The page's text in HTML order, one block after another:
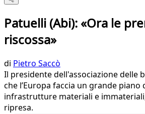
Patuelli (Abi): «Ora le
riscossa»
di Pietro Saccò
Il presidente dell'associazione delle
che l’Europa faccia un grande piano
infrastrutture materiali e
ripresa.